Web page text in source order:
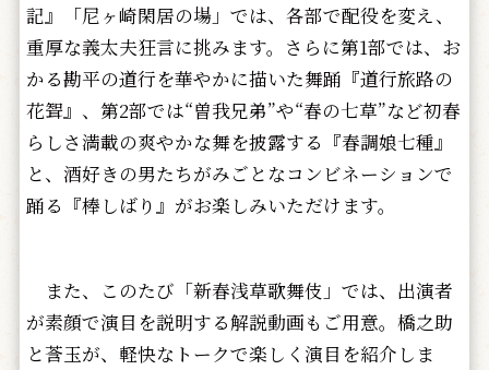
記』「尼ヶ崎閑居の場」では、各部で配役を変え、
重厚な義太夫狂言に挑みます。さらに第1部では、お
かる勘平の道行を華やかに描いた舞踊『道行旅路の
花聟』、第2部では“曽我兄弟”や“春の七草”など初春
らしさ満載の爽やかな舞を披露する『春調娘七種』
と、酒好きの男たちがみごとなコンビネーションで
踊る『棒しばり』がお楽しみいただけます。
また、このたび「新春浅草歌舞伎」では、出演者
が素顔で演目を説明する解説動画もご用意。橋之助
と莟玉が、軽快なトークで楽しく演目を紹介しま